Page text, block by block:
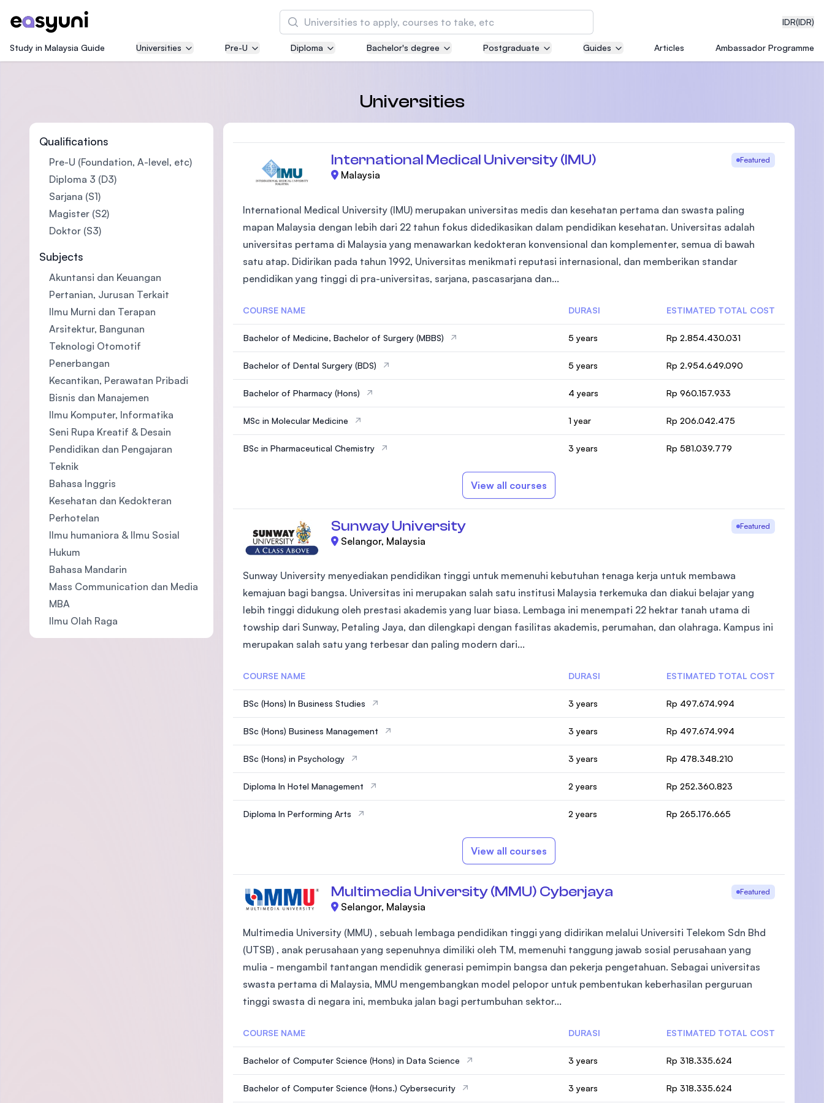
IDR(IDR)
Cari
Asia Pacific University of Technology and
Well-known for Computer Science, IT and Engineering
courses
International Medical University (IMU)
Malaysia's first and most established private medical
and healthcare university
Asia School of Business (ASB)
MBA by Central Bank of Malaysia in collaboration with
the Massachusetts Institute of Technology (MIT)
Management and Science University (MSU)
Study in Malaysia Guide Universities Pre-U Diploma Bachelor's degree Postgraduate Guides Articles Ambassador Programme
Universities
Qualifications
Pre-U (Foundation, A-level, etc)
Diploma 3 (D3)
Sarjana (S1)
Magister (S2)
Doktor (S3)
Subjects
Akuntansi dan Keuangan
Pertanian, Jurusan Terkait
Ilmu Murni dan Terapan
Arsitektur, Bangunan
Teknologi Otomotif
Penerbangan
Kecantikan, Perawatan Pribadi
Bisnis dan Manajemen
Ilmu Komputer, Informatika
Seni Rupa Kreatif & Desain
Pendidikan dan Pengajaran
Teknik
Bahasa Inggris
Kesehatan dan Kedokteran
Perhotelan
Ilmu humaniora & Ilmu Sosial
Hukum
Bahasa Mandarin
Mass Communication dan Media
MBA
Ilmu Olah Raga
International Medical University (IMU) Featured
Malaysia
International Medical University (IMU) merupakan universitas medis dan kesehatan pertama dan swasta paling
mapan Malaysia dengan lebih dari 22 tahun fokus didedikasikan dalam pendidikan kesehatan. Universitas adalah
universitas pertama di Malaysia yang menawarkan kedokteran konvensional dan komplementer, semua di bawah
satu atap. Didirikan pada tahun 1992, Universitas menikmati reputasi internasional, dan memberikan standar
pendidikan yang tinggi di pra-universitas, sarjana, pascasarjana dan...
COURSE NAME DURASI ESTIMATED TOTAL COST
Bachelor of Medicine, Bachelor of Surgery (MBBS) 5 years Rp 2.854.430.031
Bachelor of Dental Surgery (BDS) 5 years Rp 2.954.649.090
Bachelor of Pharmacy (Hons) 4 years Rp 960.157.933
MSc in Molecular Medicine 1 year Rp 206.042.475
BSc in Pharmaceutical Chemistry 3 years Rp 581.039.779
View all courses
Sunway University Featured
Selangor, Malaysia
Sunway University menyediakan pendidikan tinggi untuk memenuhi kebutuhan tenaga kerja untuk membawa
kemajuan bagi bangsa. Universitas ini merupakan salah satu institusi Malaysia terkemuka dan diakui belajar yang
lebih tinggi didukung oleh prestasi akademis yang luar biasa. Lembaga ini menempati 22 hektar tanah utama di
towship dari Sunway, Petaling Jaya, dan dilengkapi dengan fasilitas akademis, perumahan, dan olahraga. Kampus ini
merupakan salah satu yang terbesar dan paling modern dari...
COURSE NAME DURASI ESTIMATED TOTAL COST
BSc (Hons) In Business Studies 3 years Rp 497.674.994
BSc (Hons) Business Management 3 years Rp 497.674.994
BSc (Hons) in Psychology 3 years Rp 478.348.210
Diploma In Hotel Management 2 years Rp 252.360.823
Diploma In Performing Arts 2 years Rp 265.176.665
View all courses
Multimedia University (MMU) Cyberjaya Featured
Selangor, Malaysia
Multimedia University (MMU) , sebuah lembaga pendidikan tinggi yang didirikan melalui Universiti Telekom Sdn Bhd
(UTSB) , anak perusahaan yang sepenuhnya dimiliki oleh TM, memenuhi tanggung jawab sosial perusahaan yang
mulia - mengambil tantangan mendidik generasi pemimpin bangsa dan pekerja pengetahuan. Sebagai universitas
swasta pertama di Malaysia, MMU mengembangkan model pelopor untuk pembentukan keberhasilan perguruan
tinggi swasta di negara ini, membuka jalan bagi pertumbuhan sektor...
COURSE NAME DURASI ESTIMATED TOTAL COST
Bachelor of Computer Science (Hons) in Data Science 3 years Rp 318.335.624
Bachelor of Computer Science (Hons.) Cybersecurity 3 years Rp 318.335.624